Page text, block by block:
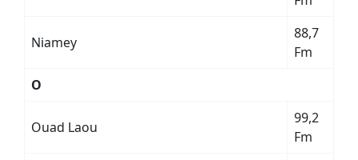
Niamey
88,7
Fm
O
Ouad Laou
99,2
Fm